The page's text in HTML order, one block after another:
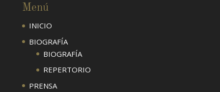
Menú
INICIO
BIOGRAFÍA
BIOGRAFÍA
REPERTORIO
PRENSA